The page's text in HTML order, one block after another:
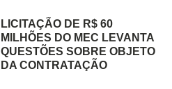
LICITAÇÃO DE R$ 60
MILHÕES DO MEC LEVANTA
QUESTÕES SOBRE OBJETO
DA CONTRATAÇÃO